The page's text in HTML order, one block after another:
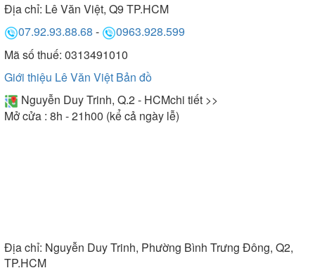
Địa chỉ: Lê Văn Việt, Q9 TP.HCM
07.92.93.88.68 -
0963.928.599
Mã số thuế: 0313491010
Giới thiệu Lê Văn Việt Bản đồ
Nguyễn Duy Trinh, Q.2 - HCMchi tiết >>
Mở cửa : 8h - 21h00 (kể cả ngày lễ)
Địa chỉ: Nguyễn Duy Trinh, Phường Bình Trưng Đông, Q2,
TP.HCM